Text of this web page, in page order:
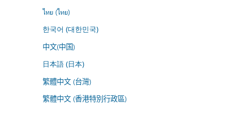
ไทย (ไทย)
한국어 (대한민국)
中文(中国)
日本語 (日本)
繁體中文 (台灣)
繁體中文 (香港特別行政區)